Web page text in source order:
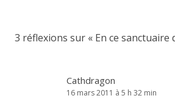
3 réflexions sur « En ce sanctuaire
Cathdragon
16 mars 2011 à 5 h 32 min